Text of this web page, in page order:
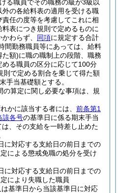
る職員でその職務の級が3級以
外の各給料表の適用を受ける職
任の度等を考慮してこれに相
表につき規則で定めるものに
わらず、 同項に規定する合計
間勤務職員等にあっては、給料
た額)に職の職制上の段階、職務
る職員の区分に応じて100分
則で定める割合を乗じて得た額
手当基礎額とする。
の算定に関し必要な事項は、規
かに該当する者には、 前条第1
該各号の基準日に係る期末手当
、その支給を一時差し止めた
に対応する支給日の前日までの
による懲戒免職の処分を受け
に対応する支給日の前日までの
により失職した職員
基準日から当該基準日に対応